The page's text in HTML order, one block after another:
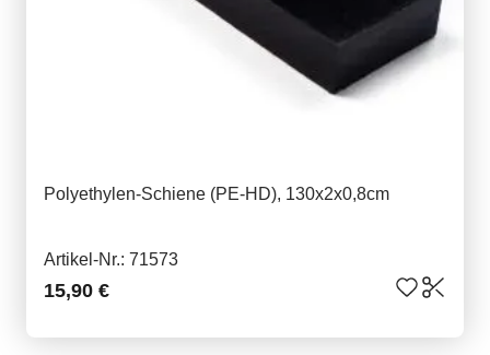
Polyethylen-Schiene (PE-HD), 130x2x0,8cm
Artikel-Nr.: 71573
15,90 €